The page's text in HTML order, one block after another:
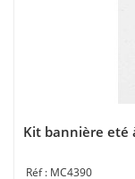
Kit bannière eté
MC4390